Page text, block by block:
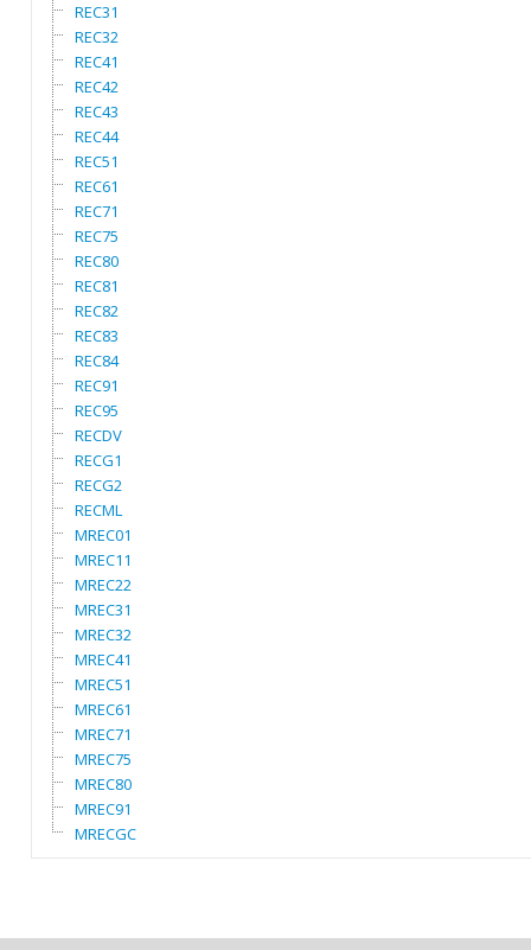
REC31
REC32
REC41
REC42
REC43
REC44
REC51
REC61
REC71
REC75
REC80
REC81
REC82
REC83
REC84
REC91
REC95
RECDV
RECG1
RECG2
RECML
MREC01
MREC11
MREC22
MREC31
MREC32
MREC41
MREC51
MREC61
MREC71
MREC75
MREC80
MREC91
MRECGC